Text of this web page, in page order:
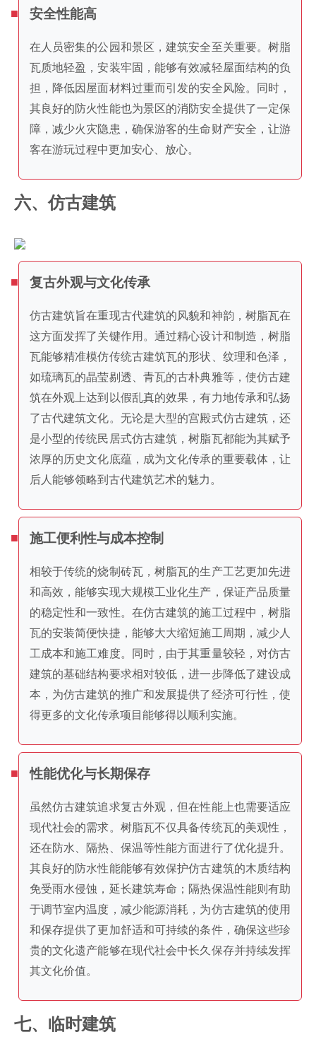
安全性能高
在人员密集的公园和景区，建筑安全至关重要。树脂
瓦质地轻盈，安装牢固，能够有效减轻屋面结构的负
担，降低因屋面材料过重而引发的安全风险。同时，
其良好的防火性能也为景区的消防安全提供了一定保
障，减少火灾隐患，确保游客的生命财产安全，让游
客在游玩过程中更加安心、放心。
六、仿古建筑
复古外观与文化传承
仿古建筑旨在重现古代建筑的风貌和神韵，树脂瓦在
这方面发挥了关键作用。通过精心设计和制造，树脂
瓦能够精准模仿传统古建筑瓦的形状、纹理和色泽，
如琉璃瓦的晶莹剔透、青瓦的古朴典雅等，使仿古建
筑在外观上达到以假乱真的效果，有力地传承和弘扬
了古代建筑文化。无论是大型的宫殿式仿古建筑，还
是小型的传统民居式仿古建筑，树脂瓦都能为其赋予
浓厚的历史文化底蕴，成为文化传承的重要载体，让
后人能够领略到古代建筑艺术的魅力。
施工便利性与成本控制
相较于传统的烧制砖瓦，树脂瓦的生产工艺更加先进
和高效，能够实现大规模工业化生产，保证产品质量
的稳定性和一致性。在仿古建筑的施工过程中，树脂
瓦的安装简便快捷，能够大大缩短施工周期，减少人
工成本和施工难度。同时，由于其重量较轻，对仿古
建筑的基础结构要求相对较低，进一步降低了建设成
本，为仿古建筑的推广和发展提供了经济可行性，使
得更多的文化传承项目能够得以顺利实施。
性能优化与长期保存
虽然仿古建筑追求复古外观，但在性能上也需要适应
现代社会的需求。树脂瓦不仅具备传统瓦的美观性，
还在防水、隔热、保温等性能方面进行了优化提升。
其良好的防水性能能够有效保护仿古建筑的木质结构
免受雨水侵蚀，延长建筑寿命；隔热保温性能则有助
于调节室内温度，减少能源消耗，为仿古建筑的使用
和保存提供了更加舒适和可持续的条件，确保这些珍
贵的文化遗产能够在现代社会中长久保存并持续发挥
其文化价值。
七、临时建筑